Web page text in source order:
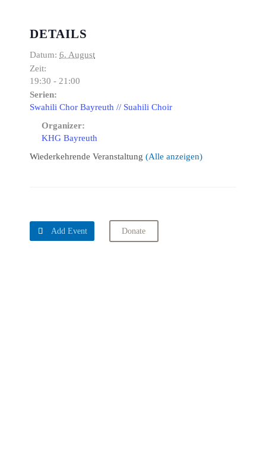
DETAILS
Datum: 6. August
Zeit:
19:30 - 21:00
Serien:
Swahili Chor Bayreuth // Suahili Choir
Organizer:
KHG Bayreuth
Wiederkehrende Veranstaltung (Alle anzeigen)
 Add Event Donate